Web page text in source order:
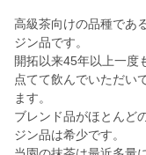
高級茶向けの品種であ
ジン品です。
開拓以来45年以上一度
点てて飲んでいただい
ます。
ブレンド品がほとんど
ジン品は希少です。